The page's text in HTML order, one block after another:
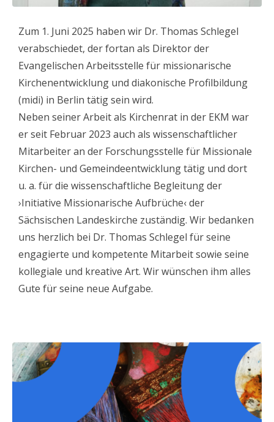
Zum 1. Juni 2025 haben wir Dr. Thomas Schlegel
verabschiedet, der fortan als Direktor der
Evangelischen Arbeitsstelle für missionarische
Kirchenentwicklung und diakonische Profilbildung
(midi) in Berlin tätig sein wird.
Neben seiner Arbeit als Kirchenrat in der EKM war
er seit Februar 2023 auch als wissenschaftlicher
Mitarbeiter an der Forschungsstelle für Missionale
Kirchen- und Gemeindeentwicklung tätig und dort
u. a. für die wissenschaftliche Begleitung der
›Initiative Missionarische Aufbrüche‹ der
Sächsischen Landeskirche zuständig. Wir bedanken
uns herzlich bei Dr. Thomas Schlegel für seine
engagierte und kompetente Mitarbeit sowie seine
kollegiale und kreative Art. Wir wünschen ihm alles
Gute für seine neue Aufgabe.